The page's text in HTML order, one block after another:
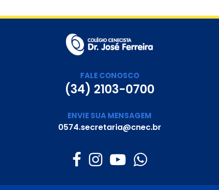
FALE CONOSCO
(34) 2103-0700
ENVIE SUA MENSAGEM
0574.secretaria@cnec.br